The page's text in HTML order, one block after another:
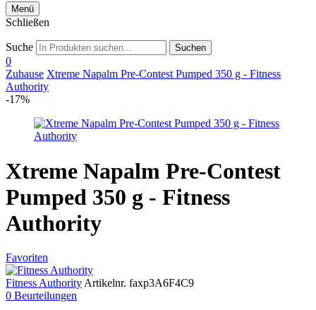
Menü
Schließen
Suche Suchen
0
Zuhause Xtreme Napalm Pre-Contest Pumped 350 g - Fitness
Authority
-17%
Xtreme Napalm Pre-Contest
Pumped 350 g - Fitness
Authority
Favoriten
Fitness Authority Artikelnr. faxp3A6F4C9
0 Beurteilungen